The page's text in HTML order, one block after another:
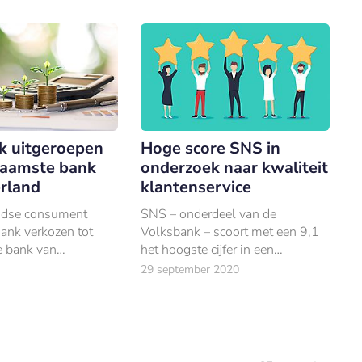
uitgeroepen
bank
consument
verkozen tot
bank van
Hoge score SNS in
onderzoek naar kwaliteit
klantenservice
SNS – onderdeel van de
Volksbank – scoort met een 9,1
het hoogste cijfer in een
onderzoek naar de kwaliteit van
29 september 2020